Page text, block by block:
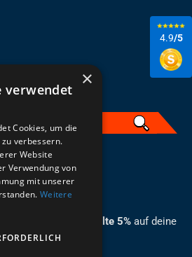
4.9/5
ANMELDEN
an und erhalte 5% auf deine
×
verwendet
Cookies, um die
verbessern.
Website
Verwendung von
mit unserer
Weitere